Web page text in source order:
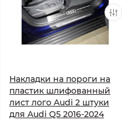
Накладки на пороги на
пластик шлифованный
лист лого Audi 2 штуки
для Audi Q5 2016-2024